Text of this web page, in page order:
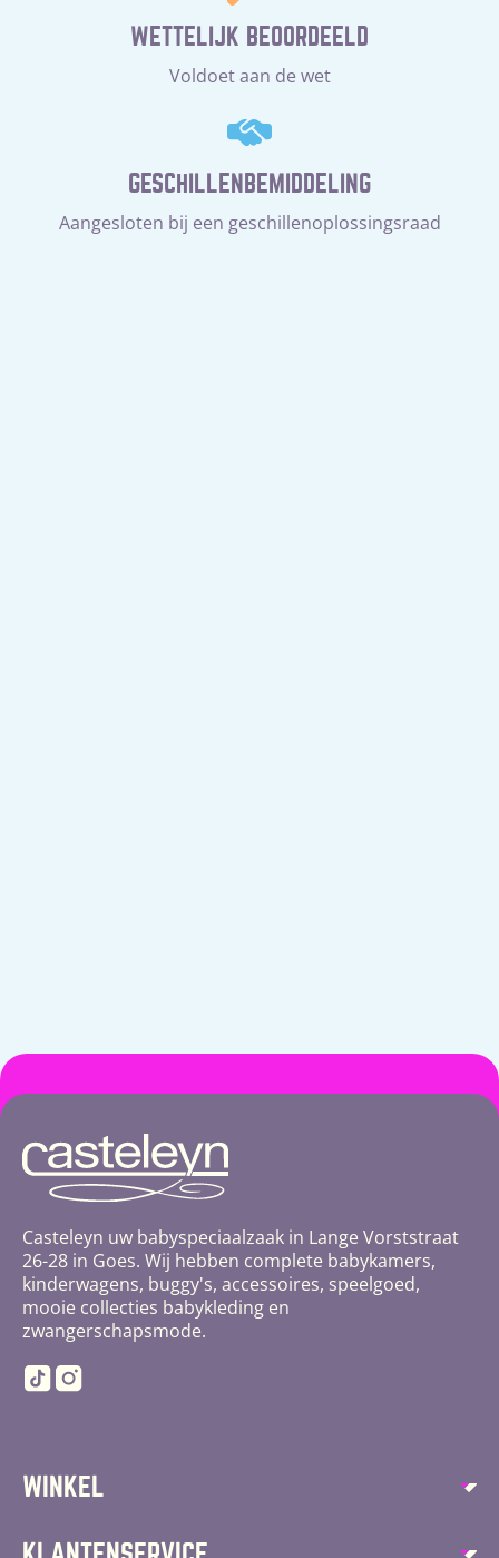
WETTELIJK BEOORDEELD
Voldoet aan de wet
GESCHILLENBEMIDDELING
Aangesloten bij een geschillenoplossingsraad
Casteleyn uw babyspeciaalzaak in Lange Vorststraat
26-28 in Goes. Wij hebben complete babykamers,
kinderwagens, buggy's, accessoires, speelgoed,
mooie collecties babykleding en
zwangerschapsmode.
TikTokInstagram
WINKEL
Autostoelen